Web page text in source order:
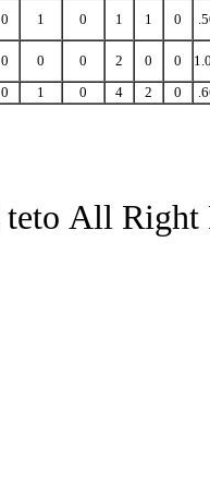
0 1 0 1 1 0
0 0 0 2 0 0
0 1 0 4 2 0
teto All Right